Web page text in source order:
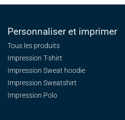
Personnaliser et imprimer
Tous les produits
Impression T-shirt
Impression Sweat hoodie
Impression Sweatshirt
Impression Polo